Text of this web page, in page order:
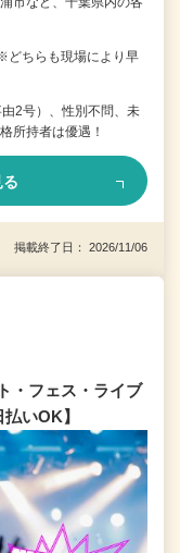
ちらも現場により早
2号）、性別不問、未
所持者は優遇！
掲載終了日： 2026/11/06
・フェス・ライブ
いOK】